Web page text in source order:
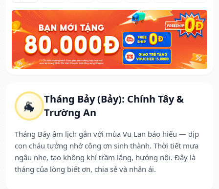
🐐
Tháng Bảy (Bảy): Chính Tây &
Trường An
Tháng Bảy âm lịch gắn với mùa Vu Lan báo hiếu — dịp
con cháu tưởng nhớ công ơn sinh thành. Thời tiết mưa
ngâu nhẹ, tạo không khí trầm lắng, hướng nội. Đây là
tháng của lòng biết ơn, chia sẻ và nhân ái.